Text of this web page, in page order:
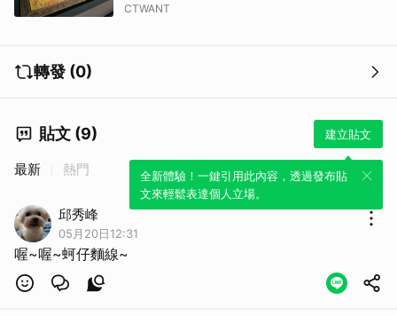
CTWANT
轉發 (0)
貼文 (9) 建立貼文
全新體驗！一鍵引用此內容，透過發布貼
文來輕鬆表達個人立場。
最新 熱門
邱秀峰
05月20日12:31
喔~喔~蚵仔麵線~